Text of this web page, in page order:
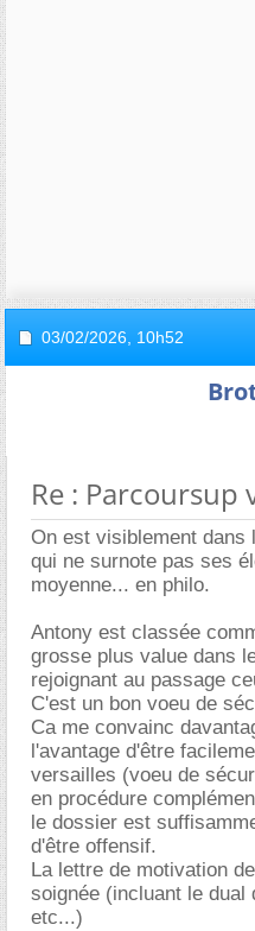
03/02/2026, 10h52
Re : Parcoursup
On est visiblement dans
qui ne surnote pas ses
moyenne... en philo.
Antony est classée
grosse plus value dans
rejoignant au passage
C'est un bon voeu de
Ca me convainc
l'avantage d'être
versailles (voeu de
en procédure
le dossier est
d'être offensif.
La lettre de motivation
soignée (incluant le dual
etc...)